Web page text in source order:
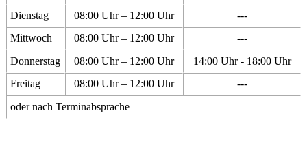
Dienstag
08:00 Uhr – 12:00 Uhr
---
Mittwoch
08:00 Uhr – 12:00 Uhr
---
Donnerstag
08:00 Uhr – 12:00 Uhr
14:00 Uhr - 18:00 Uhr
Freitag
08:00 Uhr – 12:00 Uhr
---
oder nach Terminabsprache